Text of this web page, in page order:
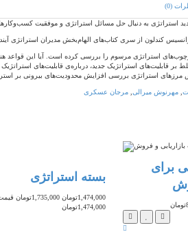
(0)
استراتژی به دنبال حل مسائل استراتژی و موفقیت
کندلون از سری کتاب‌های الهام‌بخش مدیران استراتژی
استراتژی مرسوم را بررسی کرده است. آیا این قواعد هنوز
قابلیت‌های استراتژیک جدید، درباره‌ی قابلیت‌های
استراتژی بررسی افزایش محدودیت‌های بیرونی بر
مهرنوش میرالی مرجان عسکری
بسته استراتژی
1,474,000تومان 1,735,000تومان
1,474,000تومان
برای